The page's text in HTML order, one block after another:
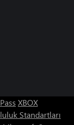
XBOX
Standartları